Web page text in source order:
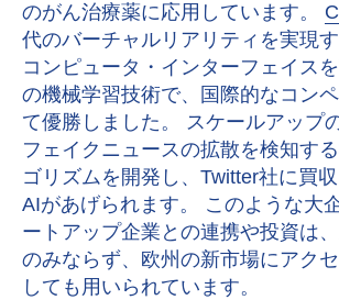
のがん治療薬に応用しています。
代のバーチャルリアリティを実現
コンピュータ・インターフェイス
の機械学習技術で、国際的なコン
て優勝しました。 スケールアップ
フェイクニュースの拡散を検知す
ゴリズムを開発し、Twitter社に買
AIがあげられます。 このような大
ートアップ企業との連携や投資は
のみならず、欧州の新市場にアク
しても用いられています。